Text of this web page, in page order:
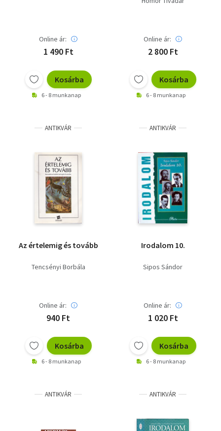
Online ár:
1 490 Ft
Kosárba
6 - 8 munkanap
Online ár:
2 800 Ft
Kosárba
6 - 8 munkanap
ANTIKVÁR
Az értelemig és tovább
Tencsényi Borbála
Online ár:
940 Ft
Kosárba
6 - 8 munkanap
ANTIKVÁR
Irodalom 10.
Sipos Sándor
Online ár:
1 020 Ft
Kosárba
6 - 8 munkanap
ANTIKVÁR ANTIKVÁR